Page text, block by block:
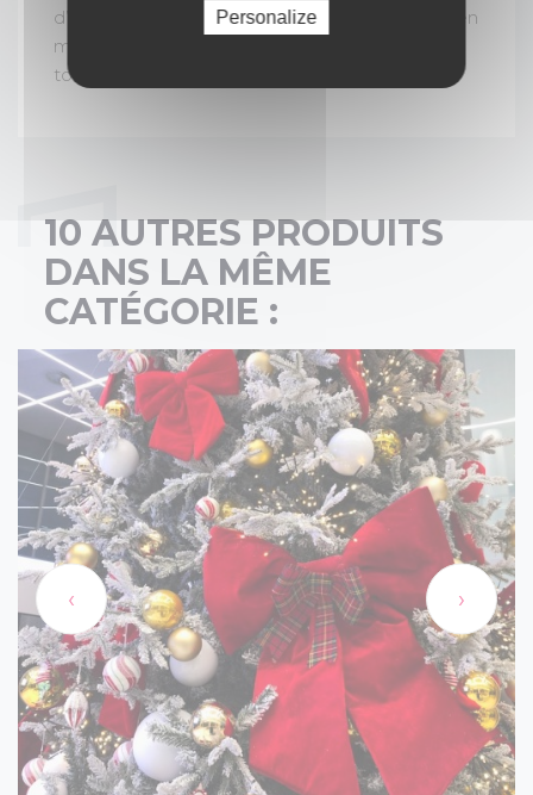
d’une prestation de qualité avec un décor clé en
main, et d’un accompagnement personnalisé
tout au long de votre événement.
10 AUTRES PRODUITS
DANS LA MÊME
CATÉGORIE :
‹ ›
Personalize